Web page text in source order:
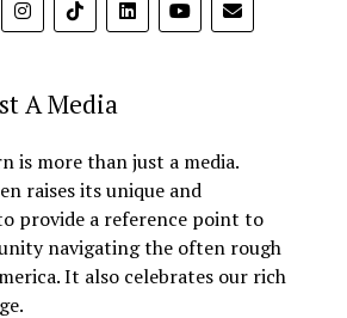
A Media
is more than just a media.
raises its unique and
provide a reference point to
navigating the often rough
It also celebrates our rich